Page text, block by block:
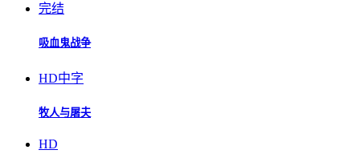
完结
吸血鬼战争
HD中字
牧人与屠夫
HD